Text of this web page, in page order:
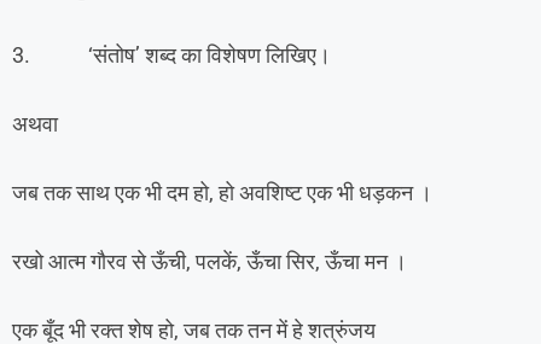
3. ‘संतोष’ शब्द का विशेषण लिखिए।
अथवा
जब तक साथ एक भी दम हो, हो अवशिष्ट एक भी धड़कन ।
रखो आत्म गौरव से ऊँची, पलकें, ऊँचा सिर, ऊँचा मन ।
एक बूँद भी रक्त शेष हो, जब तक तन में हे शत्रुंजय